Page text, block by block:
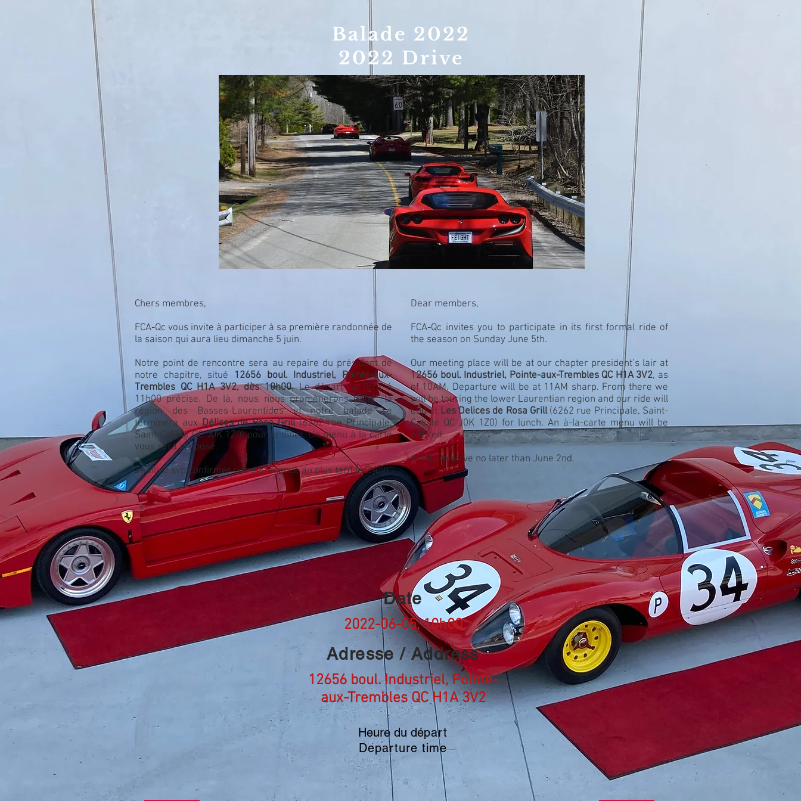
Balade 2022
2022 Drive
Chers membres,
FCA-Qc vous invite à participer à sa première randonnée de
la saison qui aura lieu dimanche 5 juin.
Notre point de rencontre sera au repaire du président de
notre chapitre, situé 12656 boul. Industriel, Pointe-aux-
Trembles QC H1A 3V2, dès 10h00. Le départ se fera à
11h00 précise. De là, nous nous promènerons dans la
région des Basses-Laurentides et notre balade se
terminera auxDélices de Rosa Grill(6262 rue Principale,
Saint-Calixte QC J0K 1Z0) pour le dîner. Un menu à la carte
vous sera proposé.
Veuillez svp confirmer votre présence au plus tard le 2 juin.
Dear members,
FCA-Qc invites you to participate in its first formal ride of
the season on Sunday June 5th.
Our meeting place will be at our chapter president’s lair at
12656 boul. Industriel, Pointe-aux-Trembles QC H1A 3V2, as
of 10AM. Departure will be at 11AM sharp. From there we
will be touring the lower Laurentian region and our ride will
end at Les Delices de Rosa Grill (6262 rue Principale, Saint-
Calixte QC J0K 1Z0) for lunch. An à-la-carte menu will be
offered.
Kindly reserve no later than June 2nd.
Date
2022-06-05, 10h00
Adresse / Address
12656 boul. Industriel, Pointe-
aux-Trembles QC H1A 3V2
Heure du départ
Departure time